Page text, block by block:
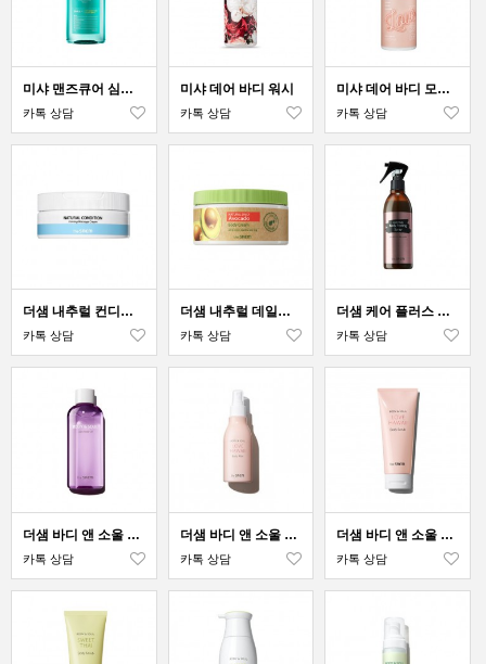
미샤 맨즈큐어 심플 7 올인원 페이스 앤 바디 워시
카톡 상담
미샤 데어 바디 워시
카톡 상담
미샤 데어 바디 모이스처 워시
카톡 상담
더샘 내추럴 컨디션 퍼밍 마사지 크림
카톡 상담
더샘 내추럴 데일리 아보카도 바디 크림
카톡 상담
더샘 케어 플러스 바디 필링 스프레이
카톡 상담
더샘 바디 앤 소울 라이트 바디 오일
카톡 상담
더샘 바디 앤 소울 러브 하와이 바디 미스트
카톡 상담
더샘 바디 앤 소울 러브 하와이 바디 스크럽
카톡 상담